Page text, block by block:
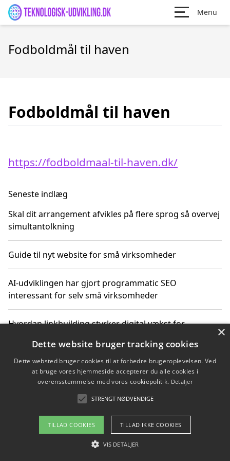
Menu
Fodboldmål til haven
Fodboldmål til haven
https://fodboldmaal-til-haven.dk/
Seneste indlæg
Skal dit arrangement afvikles på flere sprog så overvej
simultantolkning
Guide til nyt website for små virksomheder
AI-udviklingen har gjort programmatic SEO
interessant for selv små virksomheder
Hvordan linkbuilding styrker digital vækst for
Sådan har udviklingen inden for genbrug af elektronik
ændret sig
Copyright 2026 - Pilanto Aps
Om / kontakt
×
Dette website bruger tracking cookies
Dette websted bruger cookies til at forbedre brugeroplevelsen. Ved
at bruge vores hjemmeside accepterer du alle cookies i
overensstemmelse med vores cookiepolitik. Detaljer
STRENGT NØDVENDIGE
TILLAD COOKIES TILLAD IKKE COOKIES
VIS DETALJER